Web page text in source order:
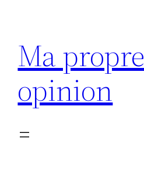
contenu
Ma propre
opinion